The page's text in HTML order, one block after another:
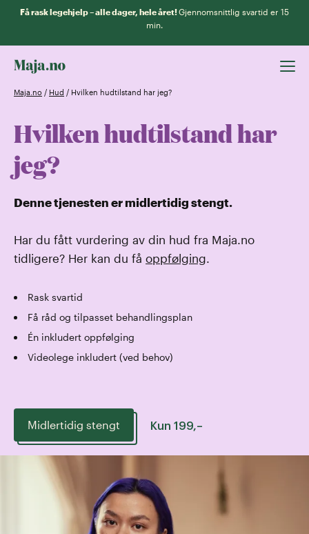
Få rask legehjelp – alle dager, hele året!Gjennomsnittlig svartid er 15
min.
Maja.no / Hud / Hvilken hudtilstand har jeg?
Hvilken hudtilstand har
jeg?
Denne tjenesten er midlertidig stengt.
Har du fått vurdering av din hud fra Maja.no
tidligere? Her kan du få oppfølging.
Rask svartid
Få råd og tilpasset behandlingsplan
Én inkludert oppfølging
Videolege inkludert (ved behov)
Midlertidig stengt Kun 199,–